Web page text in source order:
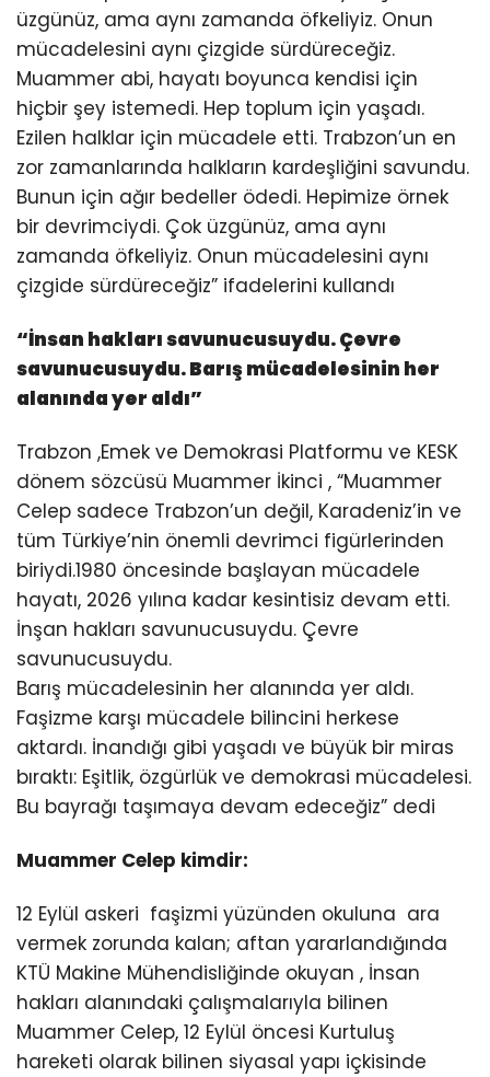
üzgünüz, ama aynı zamanda öfkeliyiz. Onun
mücadelesini aynı çizgide sürdüreceğiz.
Muammer abi, hayatı boyunca kendisi için
hiçbir şey istemedi. Hep toplum için yaşadı.
Ezilen halklar için mücadele etti. Trabzon’un en
zor zamanlarında halkların kardeşliğini savundu.
Bunun için ağır bedeller ödedi. Hepimize örnek
bir devrimciydi. Çok üzgünüz, ama aynı
zamanda öfkeliyiz. Onun mücadelesini aynı
çizgide sürdüreceğiz” ifadelerini kullandı
“İnsan hakları savunucusuydu. Çevre
savunucusuydu.Barış mücadelesinin her
alanında yer aldı”
Trabzon ,Emek ve Demokrasi Platformu ve KESK
dönem sözcüsü Muammer İkinci , “Muammer
Celep sadece Trabzon’un değil, Karadeniz’in ve
tüm Türkiye’nin önemli devrimci figürlerinden
biriydi.1980 öncesinde başlayan mücadele
hayatı, 2026 yılına kadar kesintisiz devam etti.
İnşan hakları savunucusuydu. Çevre
savunucusuydu.
Barış mücadelesinin her alanında yer aldı.
Faşizme karşı mücadele bilincini herkese
aktardı. İnandığı gibi yaşadı ve büyük bir miras
bıraktı: Eşitlik, özgürlük ve demokrasi mücadelesi.
Bu bayrağı taşımaya devam edeceğiz” dedi
Muammer Celep kimdir:
12 Eylül askeri faşizmi yüzünden okuluna ara
vermek zorunda kalan; aftan yararlandığında
KTÜ Makine Mühendisliğinde okuyan , İnsan
hakları alanındaki çalışmalarıyla bilinen
Muammer Celep, 12 Eylül öncesi Kurtuluş
hareketi olarak bilinen siyasal yapı içkisinde